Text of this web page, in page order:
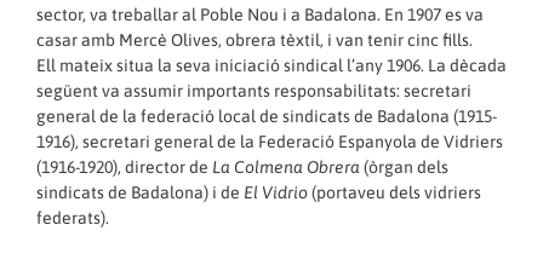
sector, va treballar al Poble Nou i a Badalona. En 1907 es va
casar amb Mercè Olives, obrera tèxtil, i van tenir cinc fills.
Ell mateix situa la seva iniciació sindical l’any 1906. La dècada
següent va assumir importants responsabilitats: secretari
general de la federació local de sindicats de Badalona (1915-
1916), secretari general de la Federació Espanyola de Vidriers
(1916-1920), director de La Colmena Obrera (òrgan dels
sindicats de Badalona) i de El Vidrio(portaveu dels vidriers
federats).